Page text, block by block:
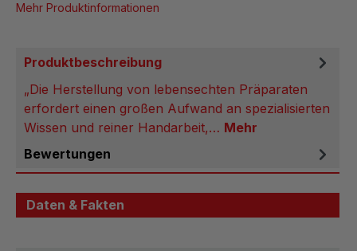
Mehr Produktinformationen
Produktbeschreibung
„Die Herstellung von lebensechten Präparaten
erfordert einen großen Aufwand an spezialisierten
Wissen und reiner Handarbeit,… Mehr
Bewertungen
Daten & Fakten